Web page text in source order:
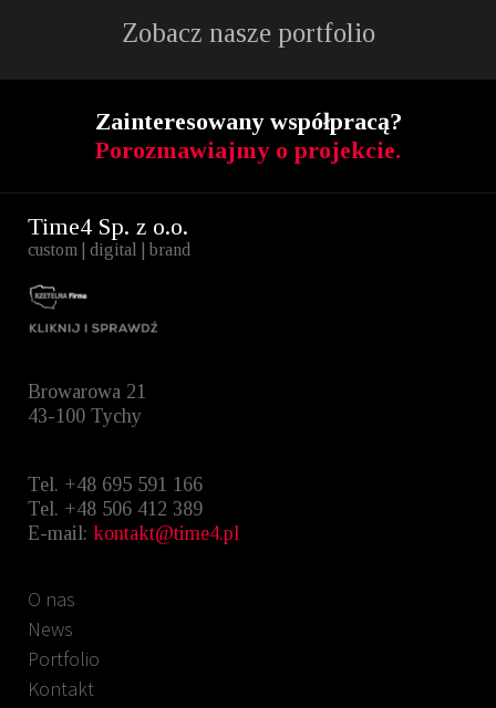
Zobacz nasze portfolio
Zainteresowany współpracą?
Porozmawiajmy o projekcie.
Time4 Sp. z o.o.
custom | digital | brand
Browarowa 21
43-100 Tychy
Tel. +48 695 591 166
Tel. +48 ‭506 412 389‬
E-mail: kontakt@time4.pl
O nas
News
Portfolio
Kontakt